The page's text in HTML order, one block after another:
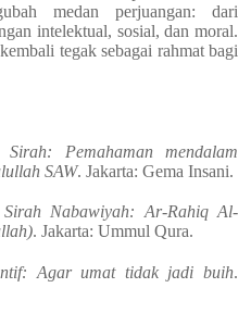
medan perjuangan: dari
intelektual, sosial, dan moral.
tegak sebagai rahmat bagi
Sirah: Pemahaman mendalam
SAW. Jakarta: Gema Insani.
Sirah Nabawiyah: Ar-Rahiq Al-
. Jakarta: Ummul Qura.
Agar umat tidak jadi buih.